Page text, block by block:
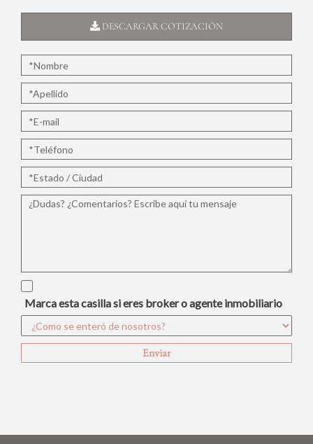
DESCARGAR COTIZACIÓN
Marca esta casilla si eres broker o agente inmobiliario
Enviar